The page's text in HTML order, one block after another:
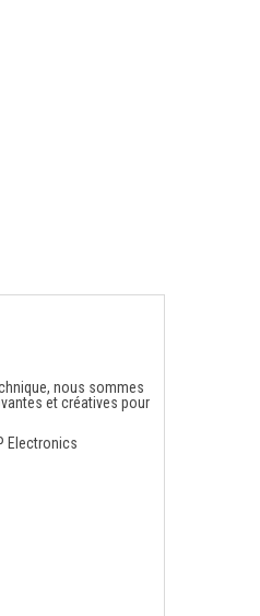
nous sommes
et créatives pour
Electronics